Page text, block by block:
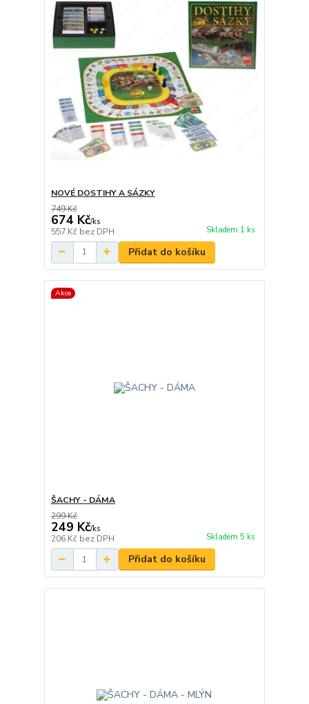
NOVÉ DOSTIHY A SÁZKY
749 Kč
674 Kč/ks
557 Kč bez DPH Skladem 1 ks
Přidat do košíku
Akce
ŠACHY - DÁMA
299 Kč
249 Kč/ks
206 Kč bez DPH Skladem 5 ks
Přidat do košíku